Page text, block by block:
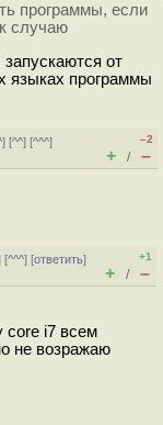
программы, если
случаю
от
языках программы
] [^^] [^^^]
–2
+ / –
[^^^] [ответить]
+1
+ / –
core i7 всем
не возражаю